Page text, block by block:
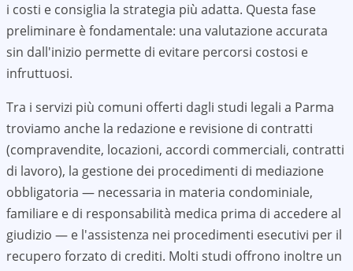
i costi e consiglia la strategia più adatta. Questa fase
preliminare è fondamentale: una valutazione accurata
sin dall'inizio permette di evitare percorsi costosi e
infruttuosi.
Tra i servizi più comuni offerti dagli studi legali a Parma
troviamo anche la redazione e revisione di contratti
(compravendite, locazioni, accordi commerciali, contratti
di lavoro), la gestione dei procedimenti di mediazione
obbligatoria — necessaria in materia condominiale,
familiare e di responsabilità medica prima di accedere al
giudizio — e l'assistenza nei procedimenti esecutivi per il
recupero forzato di crediti. Molti studi offrono inoltre un